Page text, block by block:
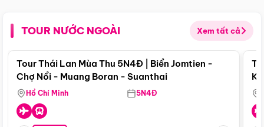
TOUR NƯỚC NGOÀI Xem tất cả
Điểm nổi bật
Tour Thái Lan Mùa Thu 5N4Đ | Biển Jomtien -
Chợ Nổi - Muang Boran - Suanthai
Hồ Chí Minh 5N4Đ